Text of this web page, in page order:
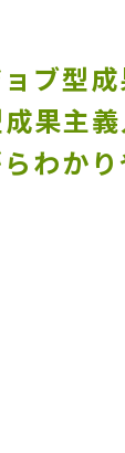
ブ型
果主
わかり